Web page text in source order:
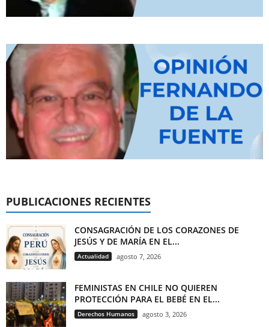
PUBLICACIONES RECIENTES
CONSAGRACIÓN DE LOS CORAZONES DE
JESÚS Y DE MARÍA EN EL...
Actualidad agosto 7, 2026
FEMINISTAS EN CHILE NO QUIEREN
PROTECCIÓN PARA EL BEBÉ EN EL...
Derechos Humanos agosto 3, 2026